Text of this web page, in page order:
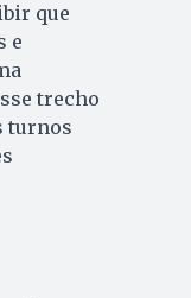
que
e
trecho
turnos